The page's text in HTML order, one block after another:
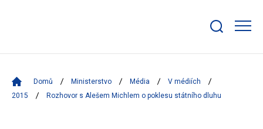
bar
Domů Ministerstvo Média
V médiích
2015
Rozhovor s Alešem Michlem o poklesu státního dluhu